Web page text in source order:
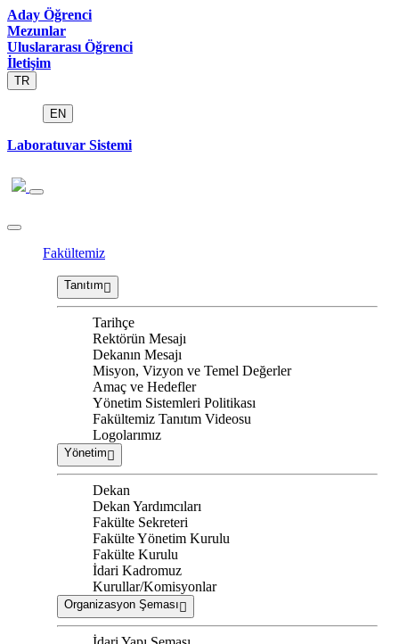
Aday Öğrenci
Mezunlar
Uluslararası Öğrenci
İletişim
TR
EN
Laboratuvar Sistemi
Fakültemiz
Tanıtım
Tarihçe
Rektörün Mesajı
Dekanın Mesajı
Misyon, Vizyon ve Temel Değerler
Amaç ve Hedefler
Yönetim Sistemleri Politikası
Fakültemiz Tanıtım Videosu
Logolarımız
Yönetim
Dekan
Dekan Yardımcıları
Fakülte Sekreteri
Fakülte Yönetim Kurulu
Fakülte Kurulu
İdari Kadromuz
Kurullar/Komisyonlar
Organizasyon Şeması